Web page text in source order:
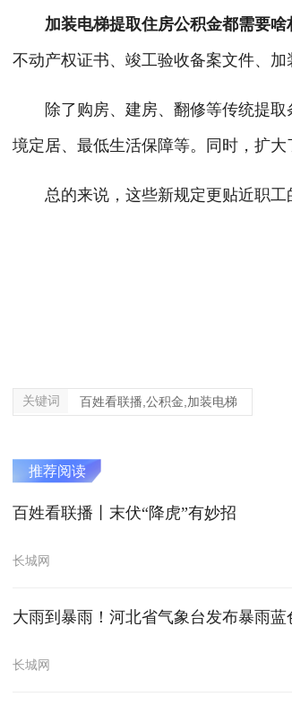
加装电梯提取住房公积金都需要啥
不动产权证书、竣工验收备案文件、
除了购房、建房、翻修等传统提取
境定居、最低生活保障等。同时，扩
总的来说，这些新规定更贴近职工
关键词 百姓看联播,公积金,加装电梯
推荐阅读
百姓看联播丨末伏“降虎”有妙招
长城网
大雨到暴雨！河北省气象台发布暴雨蓝
长城网